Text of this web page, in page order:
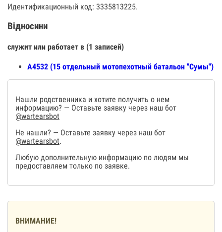
Идентификационный код: 3335813225.
Відносини
служит или работает в (1 записей)
А4532 (15 отдельный мотопехотный батальон "Сумы")
Нашли родственника и хотите получить о нем
информацию? — Оставьте заявку через наш бот
@wartearsbot
Не нашли? — Оставьте заявку через наш бот
@wartearsbot.
Любую дополнительную информацию по людям мы
предоставляем только по заявке.
ВНИМАНИЕ!